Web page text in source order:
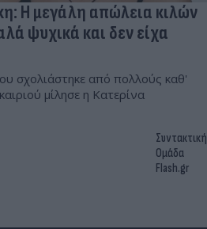
Η μεγάλη απώλεια κιλών
ψυχικά και δεν είχα
σχολιάστηκε από πολλούς καθ'
μίλησε η Κατερίνα
Συντακτική
Ομάδα
Flash.gr